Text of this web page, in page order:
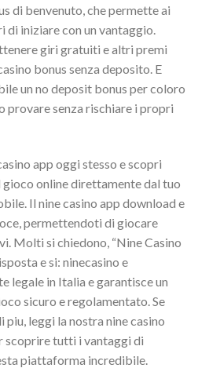
di benvenuto, che permette ai
di iniziare con un vantaggio.
giri gratuiti e altri premi
bonus senza deposito. E
un no deposit bonus per coloro
provare senza rischiare i propri
app oggi stesso e scopri
gioco online direttamente dal tuo
Il nine casino app download e
permettendoti di giocare
Molti si chiedono, “Nine Casino
e si: ninecasino e
legale in Italia e garantisce un
sicuro e regolamentato. Se
piu, leggi la nostra nine casino
scoprire tutti i vantaggi di
piattaforma incredibile.